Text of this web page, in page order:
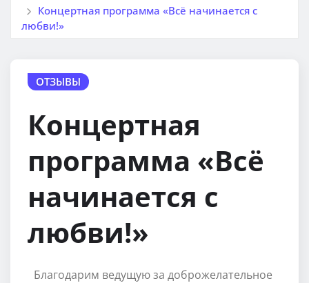
Концертная программа «Всё начинается с
любви!»
ОТЗЫВЫ
Концертная
программа «Всё
начинается с
любви!»
Благодарим ведущую за доброжелательное